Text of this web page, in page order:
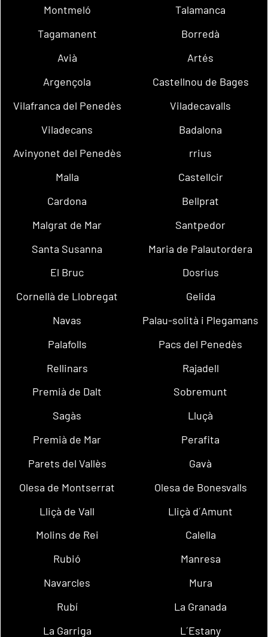
Montmeló
Talamanca
Tagamanent
Borredà
Avià
Artés
Argençola
Castellnou de Bages
Vilafranca del Penedès
Viladecavalls
Viladecans
Badalona
Avinyonet del Penedès
rrius
Malla
Castellcir
Cardona
Bellprat
Malgrat de Mar
Santpedor
Santa Susanna
Maria de Palautordera
El Bruc
Dosrius
Cornellà de Llobregat
Gelida
Navas
Palau-solità i Plegamans
Palafolls
Pacs del Penedès
Rellinars
Rajadell
Premià de Dalt
Sobremunt
Sagàs
Lluçà
Premià de Mar
Perafita
Parets del Vallès
Gavà
Olesa de Montserrat
Olesa de Bonesvalls
Lliçà de Vall
Lliçà d´Amunt
Molins de Rei
Calella
Rubió
Manresa
Navarcles
Mura
Rubí
La Granada
La Garriga
L´Estany